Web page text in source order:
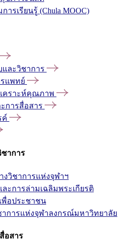
ารเรียนรู้ (Chula MOOC)
ละวิชาการ
แพทย์
คราะห์คุณภาพ
การสื่อสาร
ค์
าการ
วิชาการแห่งจุฬาฯ
ะการล่ามเฉลิมพระเกียรติ
พื่อประชาชน
การแห่งจุฬาลงกรณ์มหาวิทยาลัย
อสาร